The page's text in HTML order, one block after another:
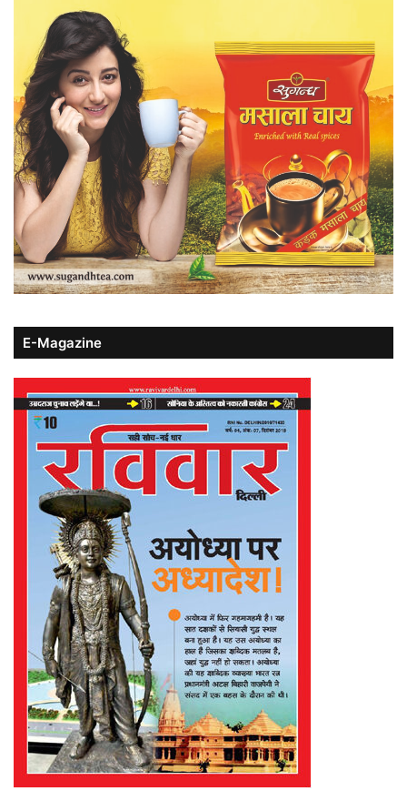
E-Magazine